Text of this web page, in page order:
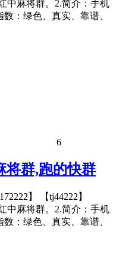
中麻将群。2.简介：手机
：绿色、真实、靠谱、
6
将群,跑的快群
】 【tj44222】
中麻将群。2.简介：手机
：绿色、真实、靠谱、